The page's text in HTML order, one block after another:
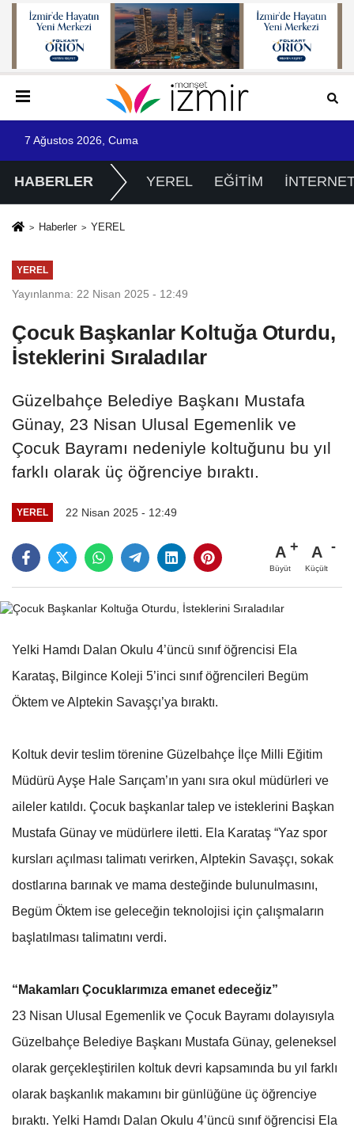
7 Ağustos 2026, Cuma
HABERLER YEREL EĞİTİM
Haberler YEREL
YEREL
Yayınlanma: 22 Nisan 2025 - 12:49
Çocuk Başkanlar Koltuğa Oturdu,
İsteklerini Sıraladılar
Güzelbahçe Belediye Başkanı Mustafa
Günay, 23 Nisan Ulusal Egemenlik ve
Çocuk Bayramı nedeniyle koltuğunu bu yıl
farklı olarak üç öğrenciye bıraktı.
YEREL 22 Nisan 2025 - 12:49
A
Büyüt
A
Küçült
Yelki Hamdı Dalan Okulu 4’üncü sınıf öğrencisi Ela
Karataş, Bilgince Koleji 5’inci sınıf öğrencileri Begüm
Öktem ve Alptekin Savaşçı’ya bıraktı.
Koltuk devir teslim törenine Güzelbahçe İlçe Milli Eğitim
Müdürü Ayşe Hale Sarıçam’ın yanı sıra okul müdürleri ve
aileler katıldı. Çocuk başkanlar talep ve isteklerini Başkan
Mustafa Günay ve müdürlere iletti. Ela Karataş “Yaz spor
kursları açılması talimatı verirken, Alptekin Savaşçı, sokak
dostlarına barınak ve mama desteğinde bulunulmasını,
Begüm Öktem ise geleceğin teknolojisi için çalışmaların
başlatılması talimatını verdi.
“Makamları Çocuklarımıza emanet edeceğiz”
23 Nisan Ulusal Egemenlik ve Çocuk Bayramı dolayısıyla
Güzelbahçe Belediye Başkanı Mustafa Günay, geleneksel
olarak gerçekleştirilen koltuk devri kapsamında bu yıl farklı
olarak başkanlık makamını bir günlüğüne üç öğrenciye
bıraktı. Yelki Hamdı Dalan Okulu 4’üncü sınıf öğrencisi Ela